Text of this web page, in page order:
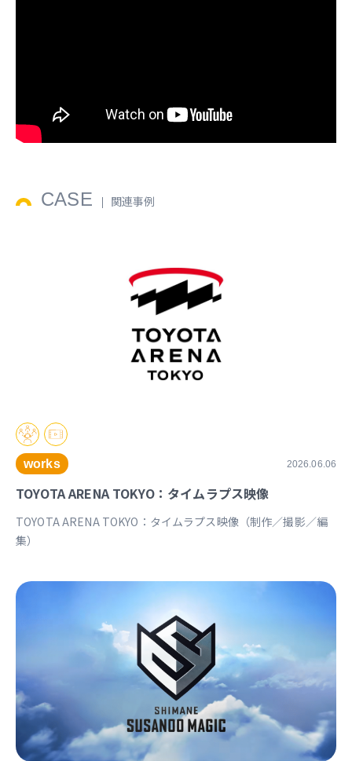
CASE 関連事例
works 2026.06.06
TOYOTA ARENA TOKYO：タイムラプス映像
TOYOTA ARENA TOKYO：タイムラプス映像（制作／撮影／編
集）